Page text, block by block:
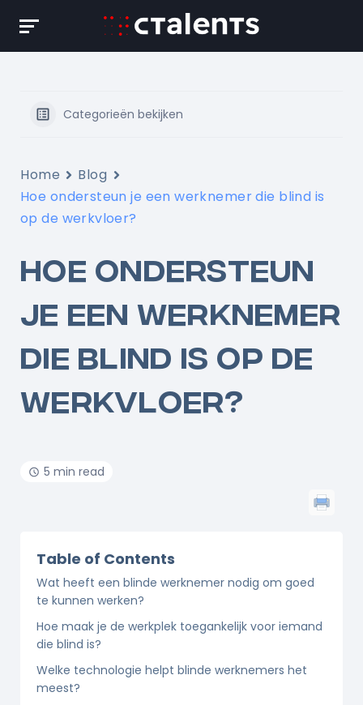
content
Categorieën bekijken
Home
Blog
Hoe ondersteun je een werknemer die blind is
op de werkvloer?
HOE ONDERSTEUN
JE EEN WERKNEMER
DIE BLIND IS OP DE
WERKVLOER?
5 min read
Table of Contents
Wat heeft een blinde werknemer nodig om goed
te kunnen werken?
Hoe maak je de werkplek toegankelijk voor iemand
die blind is?
Welke technologie helpt blinde werknemers het
meest?